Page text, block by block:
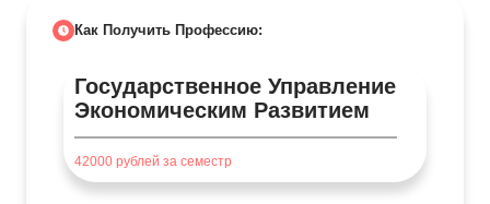
Как Получить Профессию:
Государственное Управление
Экономическим Развитием
42000 рублей за семестр